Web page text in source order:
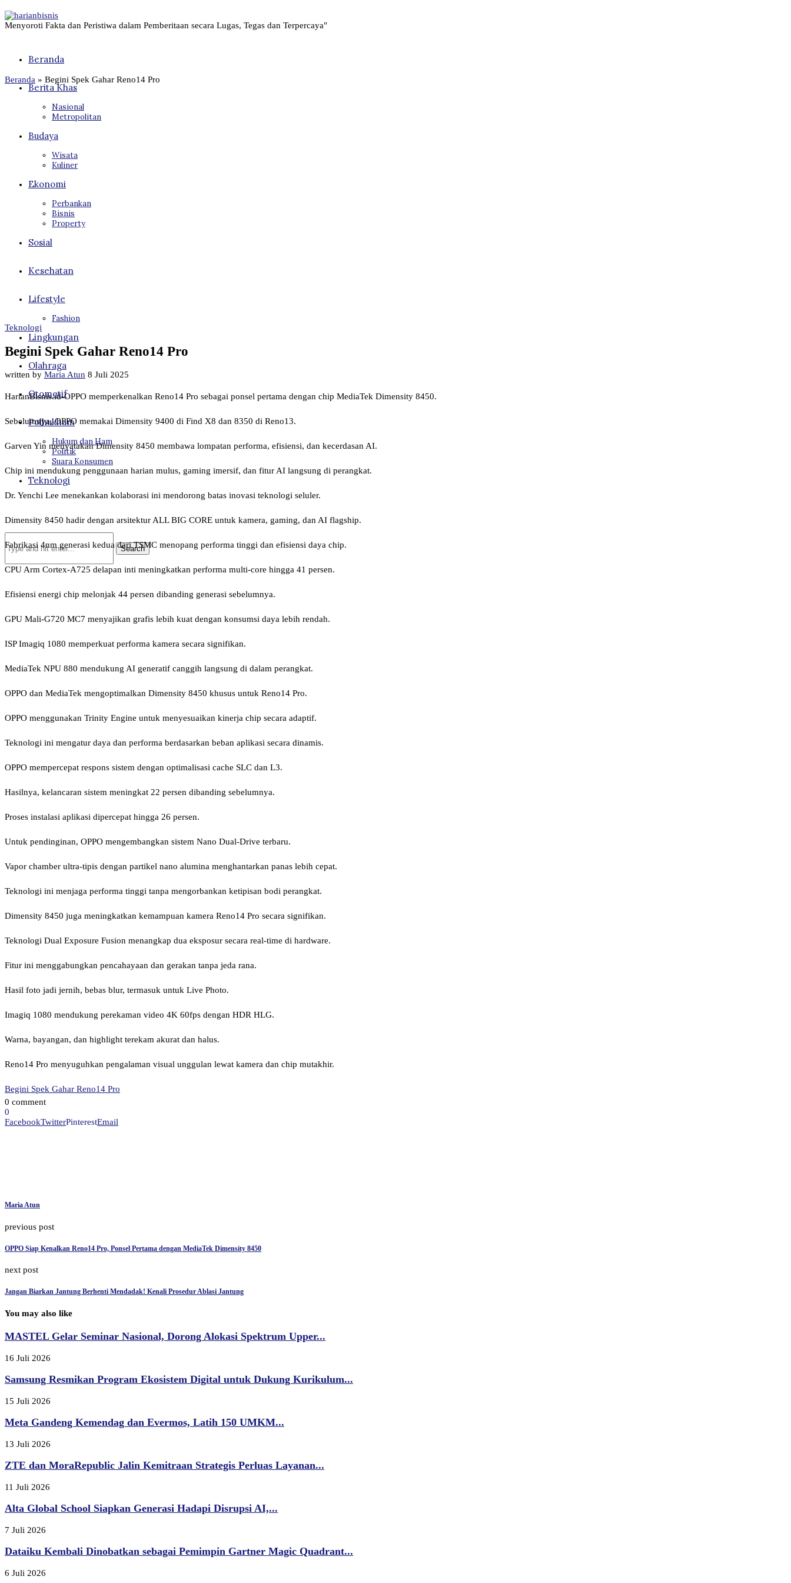
Menyoroti Fakta dan Peristiwa dalam Pemberitaan secara Lugas, Tegas dan Terpercaya"
Beranda
Berita Khas
Nasional
Metropolitan
Budaya
Wisata
Kuliner
Ekonomi
Perbankan
Bisnis
Property
Sosial
Kesehatan
Lifestyle
Fashion
Lingkungan
Olahraga
Otomotif
Polhukham
Hukum dan Ham
Politik
Suara Konsumen
Teknologi
Beranda » Begini Spek Gahar Reno14 Pro
Teknologi
Begini Spek Gahar Reno14 Pro
written by Maria Atun 8 Juli 2025
HarianBisnis.id-OPPO memperkenalkan Reno14 Pro sebagai ponsel pertama dengan chip MediaTek Dimensity 8450.
Sebelumnya, OPPO memakai Dimensity 9400 di Find X8 dan 8350 di Reno13.
Garven Yin menyatakan Dimensity 8450 membawa lompatan performa, efisiensi, dan kecerdasan AI.
Chip ini mendukung penggunaan harian mulus, gaming imersif, dan fitur AI langsung di perangkat.
Dr. Yenchi Lee menekankan kolaborasi ini mendorong batas inovasi teknologi seluler.
Dimensity 8450 hadir dengan arsitektur ALL BIG CORE untuk kamera, gaming, dan AI flagship.
Fabrikasi 4nm generasi kedua dari TSMC menopang performa tinggi dan efisiensi daya chip.
CPU Arm Cortex-A725 delapan inti meningkatkan performa multi-core hingga 41 persen.
Efisiensi energi chip melonjak 44 persen dibanding generasi sebelumnya.
GPU Mali-G720 MC7 menyajikan grafis lebih kuat dengan konsumsi daya lebih rendah.
ISP Imagiq 1080 memperkuat performa kamera secara signifikan.
MediaTek NPU 880 mendukung AI generatif canggih langsung di dalam perangkat.
OPPO dan MediaTek mengoptimalkan Dimensity 8450 khusus untuk Reno14 Pro.
OPPO menggunakan Trinity Engine untuk menyesuaikan kinerja chip secara adaptif.
Teknologi ini mengatur daya dan performa berdasarkan beban aplikasi secara dinamis.
OPPO mempercepat respons sistem dengan optimalisasi cache SLC dan L3.
Hasilnya, kelancaran sistem meningkat 22 persen dibanding sebelumnya.
Proses instalasi aplikasi dipercepat hingga 26 persen.
Untuk pendinginan, OPPO mengembangkan sistem Nano Dual-Drive terbaru.
Vapor chamber ultra-tipis dengan partikel nano alumina menghantarkan panas lebih cepat.
Teknologi ini menjaga performa tinggi tanpa mengorbankan ketipisan bodi perangkat.
Dimensity 8450 juga meningkatkan kemampuan kamera Reno14 Pro secara signifikan.
Teknologi Dual Exposure Fusion menangkap dua eksposur secara real-time di hardware.
Fitur ini menggabungkan pencahayaan dan gerakan tanpa jeda rana.
Hasil foto jadi jernih, bebas blur, termasuk untuk Live Photo.
Imagiq 1080 mendukung perekaman video 4K 60fps dengan HDR HLG.
Warna, bayangan, dan highlight terekam akurat dan halus.
Reno14 Pro menyuguhkan pengalaman visual unggulan lewat kamera dan chip mutakhir.
Begini Spek Gahar Reno14 Pro
0 comment
0
FacebookTwitterPinterestEmail
Maria Atun
previous post
OPPO Siap Kenalkan Reno14 Pro, Ponsel Pertama dengan MediaTek Dimensity 8450
next post
Jangan Biarkan Jantung Berhenti Mendadak! Kenali Prosedur Ablasi Jantung
You may also like
MASTEL Gelar Seminar Nasional, Dorong Alokasi Spektrum Upper...
16 Juli 2026
Samsung Resmikan Program Ekosistem Digital untuk Dukung Kurikulum...
15 Juli 2026
Meta Gandeng Kemendag dan Evermos, Latih 150 UMKM...
13 Juli 2026
ZTE dan MoraRepublic Jalin Kemitraan Strategis Perluas Layanan...
11 Juli 2026
Alta Global School Siapkan Generasi Hadapi Disrupsi AI,...
7 Juli 2026
Dataiku Kembali Dinobatkan sebagai Pemimpin Gartner Magic Quadrant...
6 Juli 2026